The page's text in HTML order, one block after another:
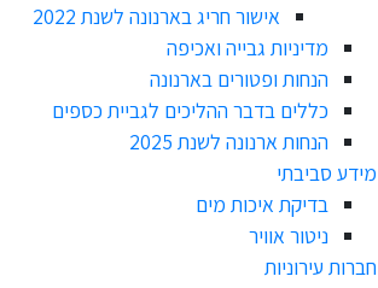
אישור חריג בארנונה לשנת 2022
מדיניות גבייה ואכיפה
הנחות ופטורים בארנונה
כללים בדבר ההליכים לגביית כספים
הנחות ארנונה לשנת 2025
מידע סביבתי
בדיקת איכות מים
ניטור אוויר
חברות עירוניות